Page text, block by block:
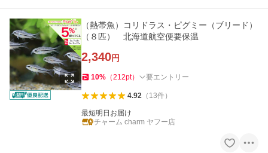
（熱帯魚）コリドラス・ピグミー（ブリード）
（８匹） 北海道航空便要保温
2,340円
10% （212pt） 要エントリー
4.92（ 13件）
最短明日お届け
チャーム charm ヤフー店